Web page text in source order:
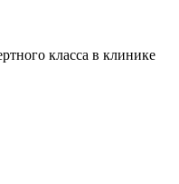
класса в клинике